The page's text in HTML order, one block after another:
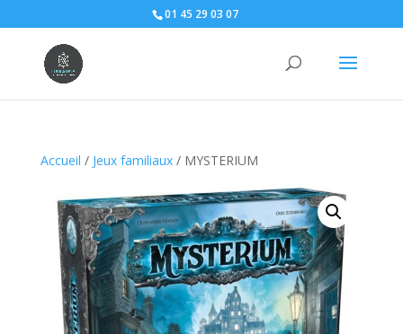
01 45 29 03 07
Accueil / Jeux familiaux/ MYSTERIUM